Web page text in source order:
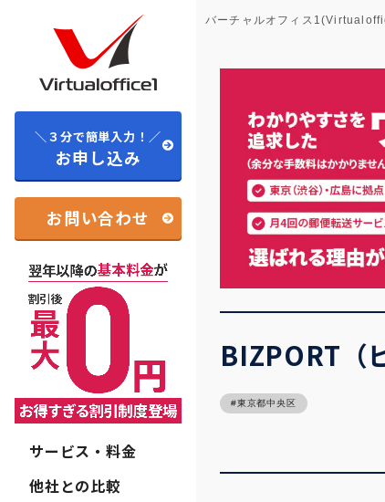
＼３分で簡単入力！／
お申し込み
お問い合わせ
サービス・料金
他社との比較
バーチャルオフィス
BIZPORT（
東京都中央区